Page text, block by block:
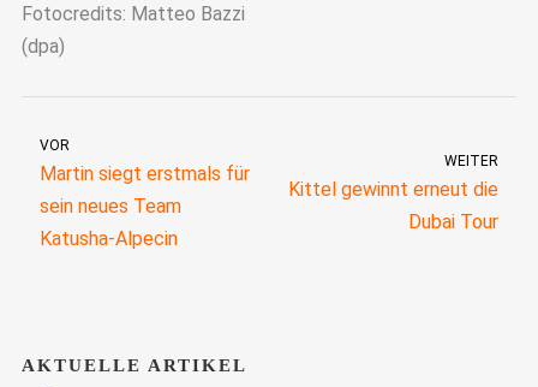
Fotocredits: Matteo Bazzi
(dpa)
VOR
Martin siegt erstmals für
sein neues Team
Katusha-Alpecin
WEITER
Kittel gewinnt erneut die
Dubai Tour
AKTUELLE ARTIKEL